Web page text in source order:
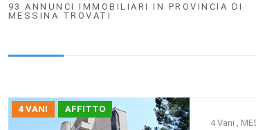
93 ANNUNCI IMMOBILIARI IN PROVINCIA DI
MESSINA TROVATI
4 VANI AFFITTO
4 Vani ,